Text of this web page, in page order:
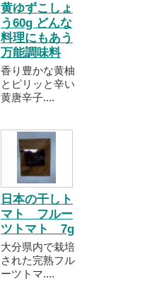
黄ゆずこしょ
う60g どんな
料理にもあう
万能調味料
香り豊かな黄柚
とピリッと辛い
黄唐辛子....
日本の干しト
マト フルー
ツトマト 7g
大分県内で栽培
された完熟フル
ーツトマ....